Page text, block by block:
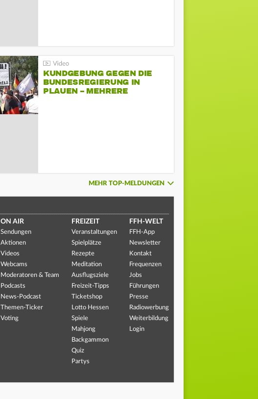
KUNDGEBUNG GEGEN DIE
BUNDESREGIERUNG IN
PLAUEN – MEHRERE
MEHR TOP-MELDUNGEN
ON AIR
Sendungen
Aktionen
Videos
Webcams
Moderatoren & Team
Podcasts
News-Podcast
Themen-Ticker
Voting
FREIZEIT
Veranstaltungen
Spielplätze
Rezepte
Meditation
Ausflugsziele
Freizeit-Tipps
Ticketshop
Lotto Hessen
Spiele
Mahjong
Backgammon
Quiz
Partys
FFH-WELT
FFH-App
Newsletter
Kontakt
Frequenzen
Jobs
Führungen
Presse
Radiowerbung
Weiterbildung
Login